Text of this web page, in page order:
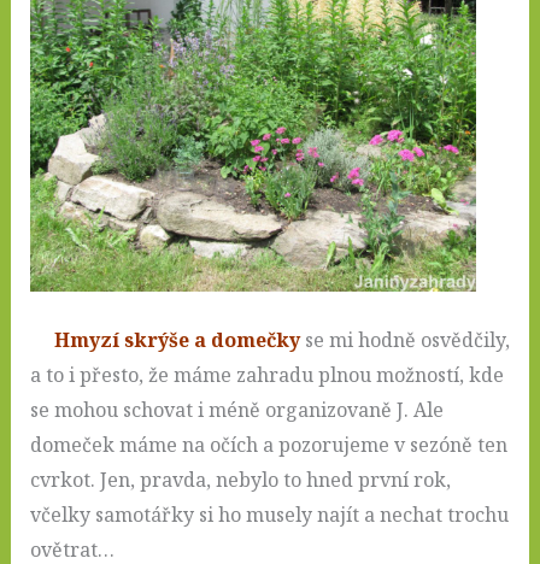
Hmyzí skrýše a domečkyse mi hodně osvědčily,
a to i přesto, že máme zahradu plnou možností, kde
se mohou schovat i méně organizovaně J. Ale
domeček máme na očích a pozorujeme v sezóně ten
cvrkot. Jen, pravda, nebylo to hned první rok,
včelky samotářky si ho musely najít a nechat trochu
ovětrat…